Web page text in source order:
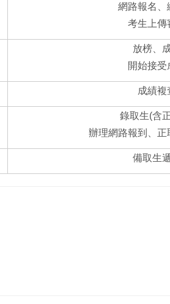
網路報名、
考生上傳
放榜、
開始接受
成績複
錄取生(含
辦理網路報到、
備取生